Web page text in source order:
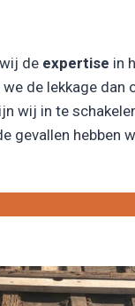
de expertise in
de lekkage dan
wij in te
gevallen hebben